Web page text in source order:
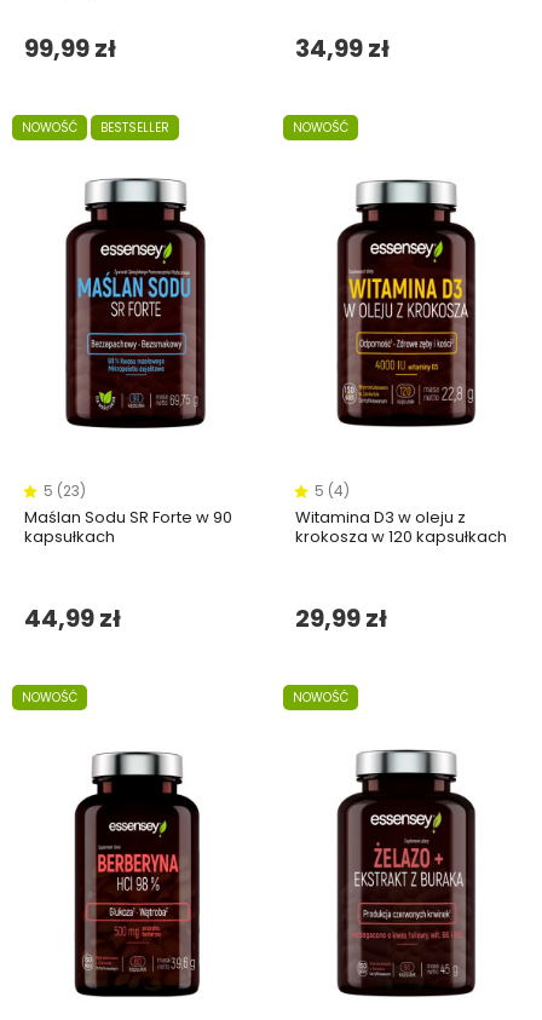
99,99 zł 34,99 zł
NOWOŚĆ BESTSELLER
5 (23)
Maślan Sodu SR Forte w 90
kapsułkach
44,99 zł
NOWOŚĆ
5 (4)
Witamina D3 w oleju z
krokosza w 120 kapsułkach
29,99 zł
NOWOŚĆ NOWOŚĆ